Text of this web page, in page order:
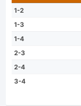
1-2
1-3
1-4
2-3
2-4
3-4